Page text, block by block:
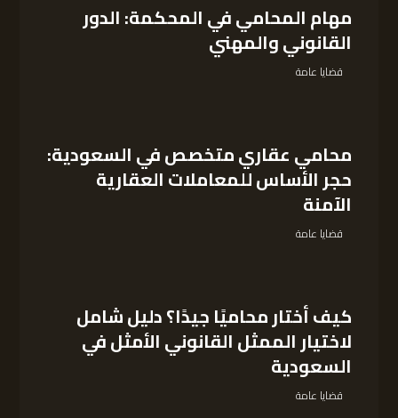
مهام المحامي في المحكمة: الدور
القانوني والمهني
قضايا عامة
محامي عقاري متخصص في السعودية:
حجر الأساس للمعاملات العقارية
الآمنة
قضايا عامة
كيف أختار محاميًا جيدًا؟ دليل شامل
لاختيار الممثل القانوني الأمثل في
السعودية
قضايا عامة